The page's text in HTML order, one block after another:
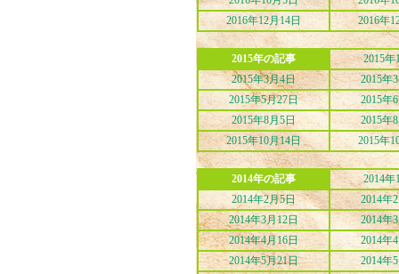
2016年12月14日
2016年
2015年の記事
2015年
2015年3月4日
2015年
2015年5月27日
2015年
2015年8月5日
2015年
2015年10月14日
2015年
2014年の記事
2014年
2014年2月5日
2014年
2014年3月12日
2014年
2014年4月16日
2014年
2014年5月21日
2014年